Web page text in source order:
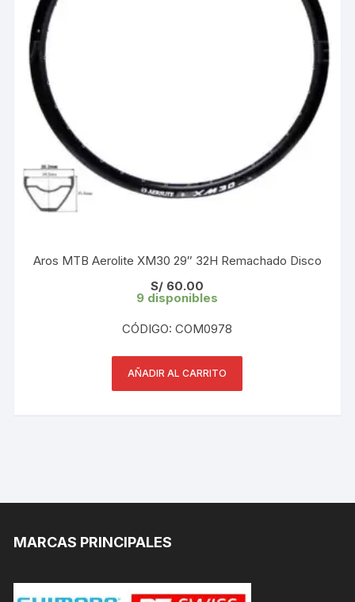
Aros MTB Aerolite XM30 29″ 32H Remachado Disco
S/ 60.00
9 disponibles
CÓDIGO: COM0978
AÑADIR AL CARRITO
MARCAS PRINCIPALES